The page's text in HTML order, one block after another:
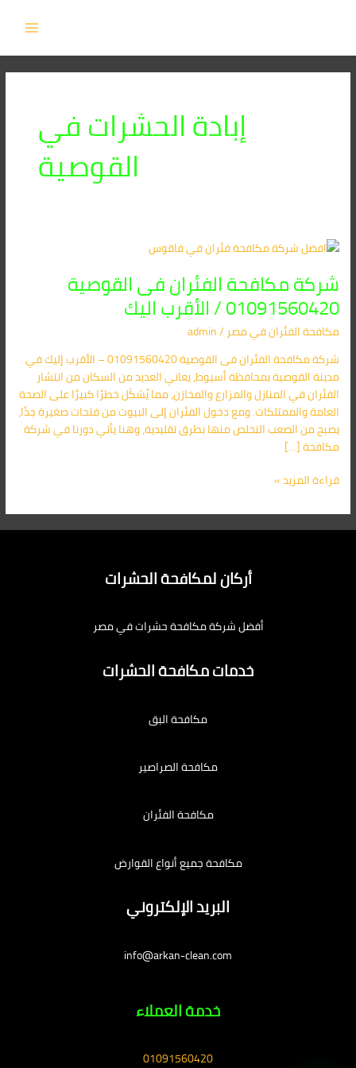
إبادة الحشرات في
القوصية
شركة مكافحة الفئران فى القوصية
01091560420 / الأقرب اليك
مكافحة الفئران​ في مصر/
admin
شركة مكافحة الفئران فى القوصية 01091560420 – الأقرب إليك في
مدينة القوصية بمحافظة أسيوط، يعاني العديد من السكان من انتشار
الفئران في المنازل والمزارع والمخازن، مما يُشكّل خطرًا كبيرًا على الصحة
العامة والممتلكات. ومع دخول الفئران إلى البيوت من فتحات صغيرة جدًا،
يصبح من الصعب التخلص منها بطرق تقليدية، وهنا يأتي دورنا في شركة
مكافحة […]
شركة
الفئران
فى
القوصية
01091560420
/
الأقرب
اليك
قراءة المزيد »
أركان لمكافحة الحشرات
أفضل شركة مكافحة حشرات في مصر
خدمات مكافحة الحشرات
مكافحة البق
مكافحة الصراصير
مكافحة الفئران
مكافحة جميع أنواع القوارض
البريد الإلكتروني
info@arkan-clean.com
خدمة العملاء
01091560420